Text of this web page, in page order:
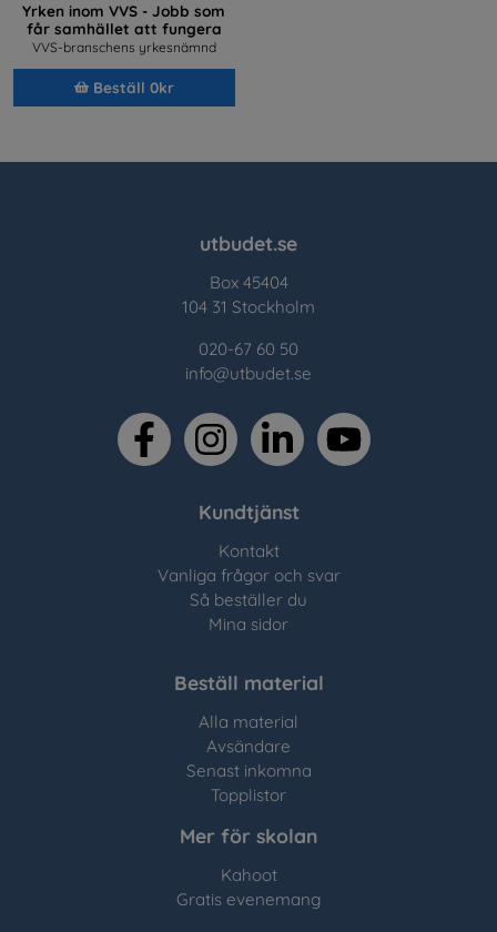
Yrken inom VVS - Jobb som
får samhället att fungera
VVS-branschens yrkesnämnd
Beställ 0kr
utbudet.se
Box 45404
104 31 Stockholm
020-67 60 50
info@utbudet.se
facebookinstagramlinkedin youtube
Kundtjänst
Kontakt
Vanliga frågor och svar
Så beställer du
Mina sidor
Beställ material
Alla material
Avsändare
Senast inkomna
Topplistor
Mer för skolan
Kahoot
Gratis evenemang